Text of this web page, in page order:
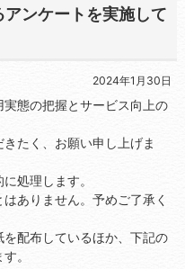
アンケートを実施して
2024年1月30日
態の把握とサービス向上の
たく、お願い申し上げま
処理します。
ありません。予めご了承く
配布しているほか、下記の
。